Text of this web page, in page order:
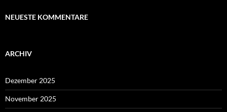
NEUESTE KOMMENTARE
ARCHIV
Dezember 2025
November 2025